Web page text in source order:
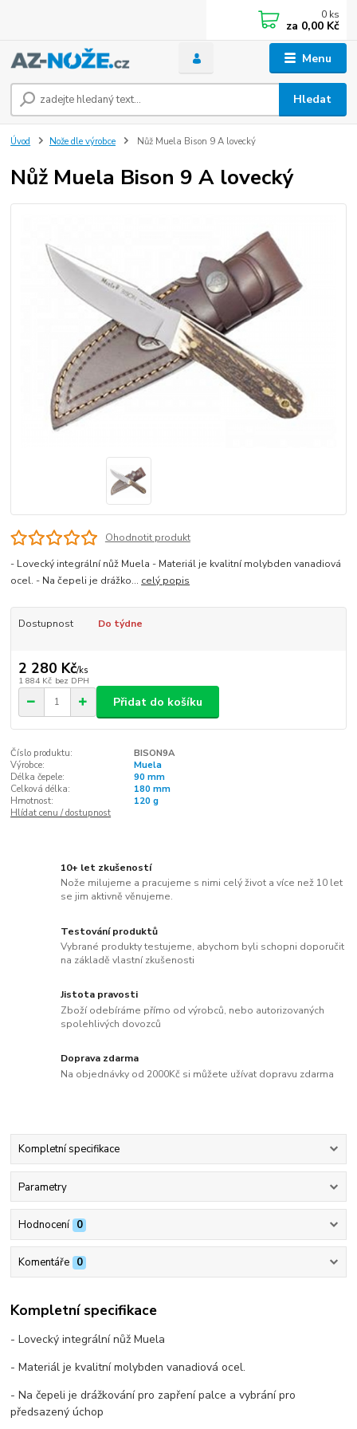
Menu
Hledat
0 ks
za 0,00 Kč
Úvod Nože dle výrobce Nůž Muela Bison 9 A lovecký
Nůž Muela Bison 9 A lovecký
Ohodnotit produkt
- Lovecký integrální nůž Muela - Materiál je kvalitní molybden vanadiová
ocel. - Na čepeli je drážko... celý popis
Dostupnost Do týdne
2 280 Kč/ks
1 884 Kč bez DPH
Přidat do košíku
Číslo produktu:
BISON9A
Výrobce:
Muela
Délka čepele:
90 mm
Celková délka:
180 mm
Hmotnost:
120 g
Hlídat cenu / dostupnost
10+ let zkušeností
Nože milujeme a pracujeme s nimi celý život a více než 10 let
se jim aktivně věnujeme.
Testování produktů
Vybrané produkty testujeme, abychom byli schopni doporučit
na základě vlastní zkušenosti
Jistota pravosti
Zboží odebíráme přímo od výrobců, nebo autorizovaných
spolehlivých dovozců
Doprava zdarma
Na objednávky od 2000Kč si můžete užívat dopravu zdarma
Kompletní specifikace
Parametry
Hodnocení 0
Komentáře 0
Kompletní specifikace
- Lovecký integrální nůž Muela
- Materiál je kvalitní molybden vanadiová ocel.
- Na čepeli je drážkování pro zapření palce a vybrání pro
předsazený úchop